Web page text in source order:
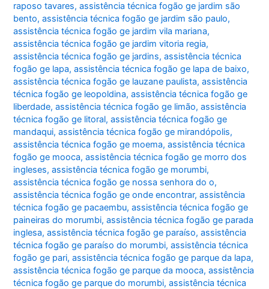
raposo tavares,assistência técnica fogão ge jardim são
bento,assistência técnica fogão ge jardim são paulo,
assistência técnica fogão ge jardim vila mariana,
assistência técnica fogão ge jardim vitoria regia,
assistência técnica fogão ge jardins,assistência técnica
fogão ge lapa,assistência técnica fogão ge lapa de baixo,
assistência técnica fogão ge lauzane paulista,assistência
técnica fogão ge leopoldina,assistência técnica fogão ge
liberdade,assistência técnica fogão ge limão,assistência
técnica fogão ge litoral,assistência técnica fogão ge
mandaqui,assistência técnica fogão ge mirandópolis,
assistência técnica fogão ge moema,assistência técnica
fogão ge mooca,assistência técnica fogão ge morro dos
ingleses,assistência técnica fogão ge morumbi,
assistência técnica fogão ge nossa senhora do o,
assistência técnica fogão ge onde encontrar,assistência
técnica fogão ge pacaembu,assistência técnica fogão ge
paineiras do morumbi,assistência técnica fogão ge parada
inglesa,assistência técnica fogão ge paraíso,assistência
técnica fogão ge paraíso do morumbi,assistência técnica
fogão ge pari,assistência técnica fogão ge parque da lapa,
assistência técnica fogão ge parque da mooca,assistência
técnica fogão ge parque do morumbi,assistência técnica